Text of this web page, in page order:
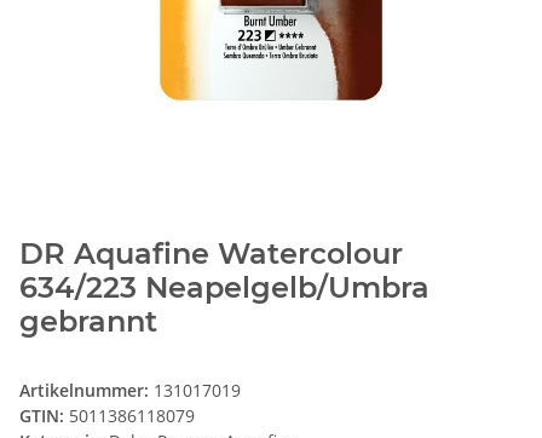
DR Aquafine Watercolour
634/223 Neapelgelb/Umbra
gebrannt
Artikelnummer: 131017019
GTIN: 5011386118079